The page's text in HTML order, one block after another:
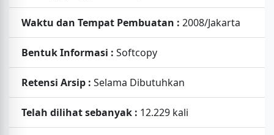
Waktu dan Tempat Pembuatan : 2008/Jakarta
Bentuk Informasi : Softcopy
Retensi Arsip : Selama Dibutuhkan
Telah dilihat sebanyak : 12.229 kali